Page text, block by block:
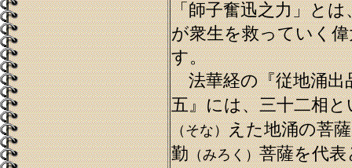
「師子奮迅之力」と
が衆生を救っていく
す。
法華経の『従地涌出
五』には、三十二相
（そな）えた地涌の菩
勤（みろく）菩薩を代